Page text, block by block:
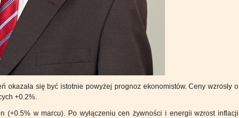
okazała się być istotnie powyżej prognoz ekonomistów. Ceny wzrosły o
+0.2%.
(+0.5% w marcu). Po wyłączeniu cen żywności i energii wzrost inflacji